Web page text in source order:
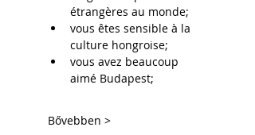
étrangères au monde;
vous êtes sensible à la
culture hongroise;
vous avez beaucoup
aimé Budapest;
Bővebben >